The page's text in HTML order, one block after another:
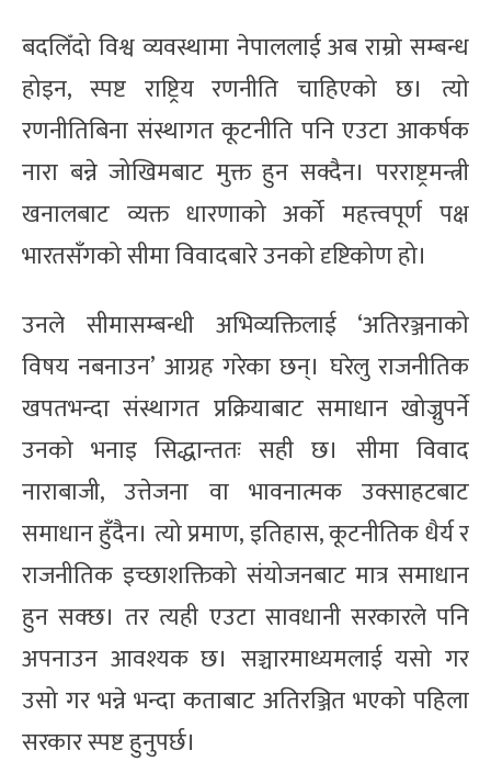
बदलिँदो विश्व व्यवस्थामा नेपाललाई अब राम्रो सम्बन्ध
होइन, स्पष्ट राष्ट्रिय रणनीति चाहिएको छ। त्यो
रणनीतिबिना संस्थागत कूटनीति पनि एउटा आकर्षक
नारा बन्ने जोखिमबाट मुक्त हुन सक्दैन। परराष्ट्रमन्त्री
खनालबाट व्यक्त धारणाको अर्को महत्त्वपूर्ण पक्ष
भारतसँगको सीमा विवादबारे उनको दृष्टिकोण हो।
उनले सीमासम्बन्धी अभिव्यक्तिलाई ‘अतिरञ्जनाको
विषय नबनाउन’ आग्रह गरेका छन्। घरेलु राजनीतिक
खपतभन्दा संस्थागत प्रक्रियाबाट समाधान खोज्नुपर्ने
उनको भनाइ सिद्धान्ततः सही छ। सीमा विवाद
नाराबाजी, उत्तेजना वा भावनात्मक उक्साहटबाट
समाधान हुँदैन। त्यो प्रमाण, इतिहास, कूटनीतिक धैर्य र
राजनीतिक इच्छाशक्तिको संयोजनबाट मात्र समाधान
हुन सक्छ। तर त्यही एउटा सावधानी सरकारले पनि
अपनाउन आवश्यक छ। सञ्चारमाध्यमलाई यसो गर
उसो गर भन्ने भन्दा कताबाट अतिरञ्जित भएको पहिला
सरकार स्पष्ट हुनुपर्छ।